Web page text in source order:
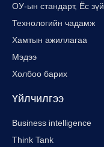
ОУ-ын стандарт, Ёс зүй
Технологийн чадамж
Хамтын ажиллагаа
Мэдээ
Холбоо барих
Үйлчилгээ
Business intelligence
Think Tank